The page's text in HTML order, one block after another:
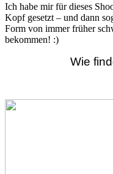
Ich habe mir für dieses
Kopf gesetzt – und dann
Form von immer früher
bekommen! :)
Wie